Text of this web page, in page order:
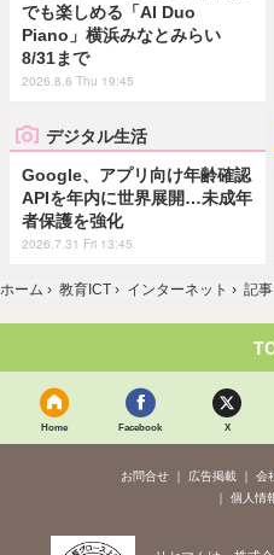
でも楽しめる「AI Duo
Piano」横浜みなとみらい
8/31まで
2026.8.6 Thu 19:45
デジタル生活
Google、アプリ向け年齢確認
APIを年内に世界展開…未成年
者保護を強化
2026.7.31 Fri 13:45
ホーム › 教育ICT › インターネット › 記事
Home Facebook X
お問合せ 広告掲載 会
個人情